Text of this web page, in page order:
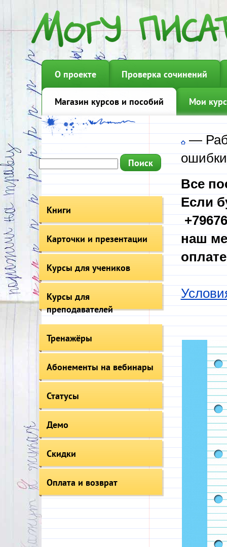
О проекте Проверка сочинений
Магазин курсов и пособий Мои
Книги
Карточки и презентации
Курсы для учеников
Курсы для
преподавателей
Тренажёры
Абонементы на вебинары
Статусы
Демо
Скидки
Оплата и возврат
—
ошибки
Все
Если
наш